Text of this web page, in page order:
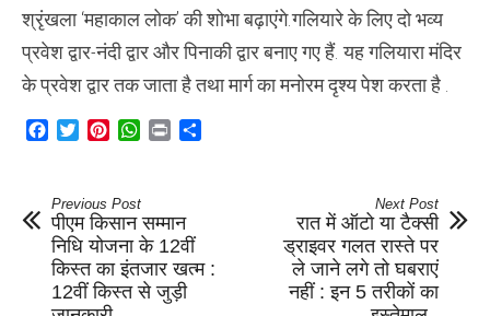
श्रृंखला ‘महाकाल लोक’ की शोभा बढ़ाएंगे.गलियारे के लिए दो भव्य
प्रवेश द्वार-नंदी द्वार और पिनाकी द्वार बनाए गए हैं. यह गलियारा मंदिर
के प्रवेश द्वार तक जाता है तथा मार्ग का मनोरम दृश्य पेश करता है .
Facebook
TwitterPinterestWhatsApp
Print
Previous Post
पीएम क‍िसान सम्‍मान
निध‍ि योजना के 12वीं
क‍िस्‍त का इंतजार खत्‍म :
12वीं क‍िस्‍त से जुड़ी
Next Post
रात में ऑटो या टैक्सी
ड्राइवर गलत रास्ते पर
ले जाने लगे तो घबराएं
नहीं : इन 5 तरीकों का